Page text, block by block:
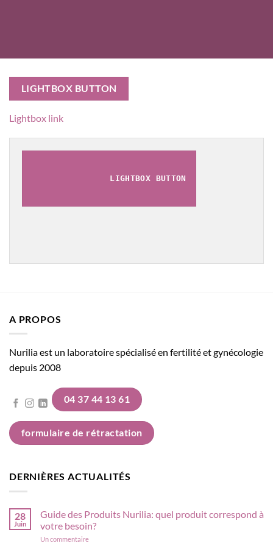
LIGHTBOX BUTTON
Lightbox link
LIGHTBOX BUTTON
A PROPOS
Nurilia est un laboratoire spécialisé en fertilité et gynécologie
depuis 2008
04 37 44 13 61
formulaire de rétractation
DERNIÈRES ACTUALITÉS
28
Juin
Guide des Produits Nurilia: quel produit correspond à
votre besoin?
Un commentairesur